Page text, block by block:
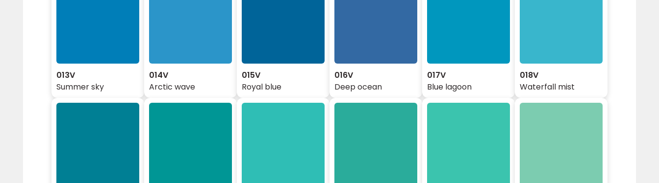
013V
Summer sky
014V
Arctic wave
015V
Royal blue
016V
Deep ocean
017V
Blue lagoon
018V
Waterfall mist